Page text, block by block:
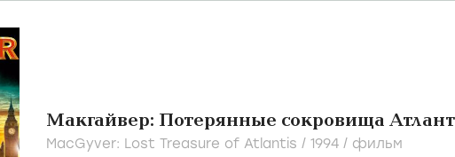
Макгайвер: Потерянные сокровища
MacGyver: Lost Treasure of Atlantis / 1994 / фильм